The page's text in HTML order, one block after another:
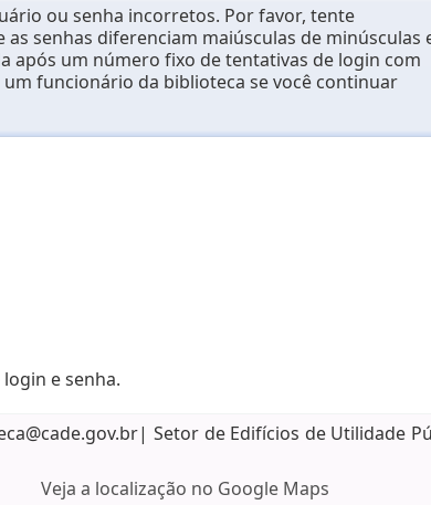
ou senha incorretos. Por favor, tente
senhas diferenciam maiúsculas de minúsculas
após um número fixo de tentativas de login com
funcionário da biblioteca se você continuar
e senha.
Setor de Edifícios de Utilidade
Veja a localização no Google Maps